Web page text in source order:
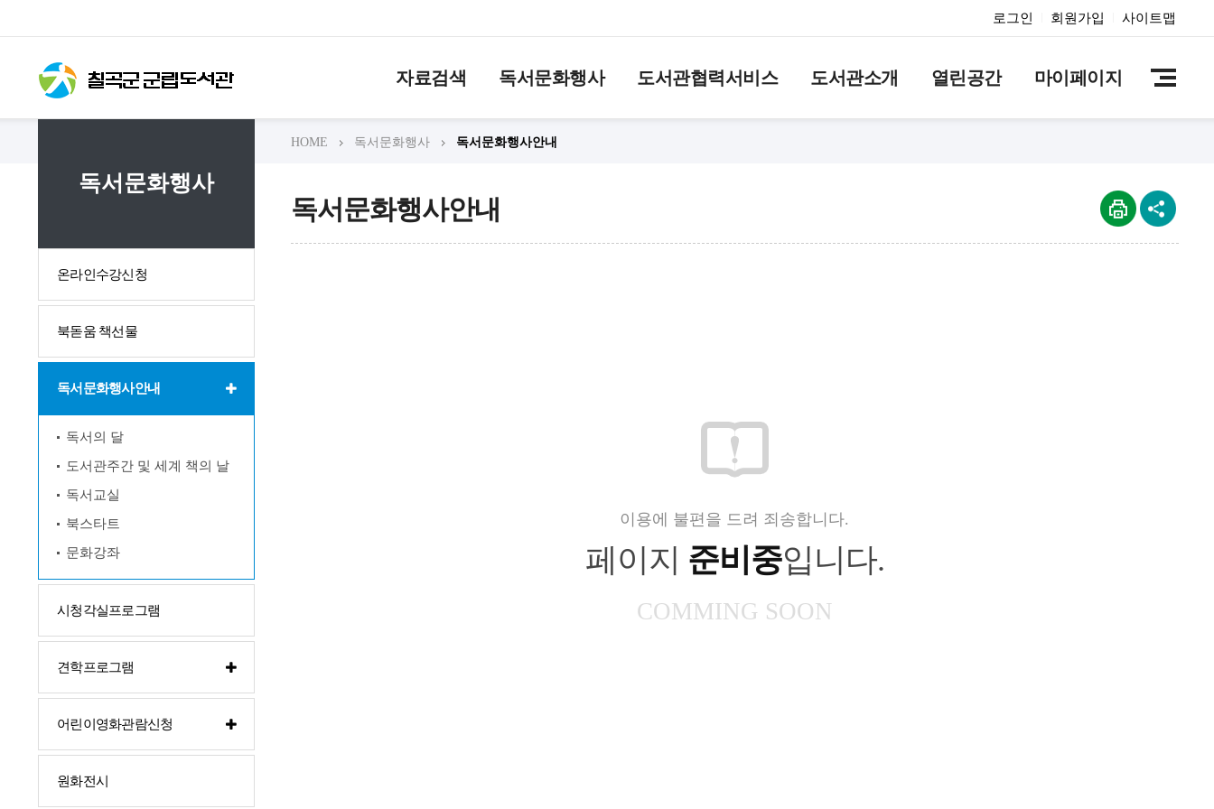
로그인 회원가입 사이트맵
자료검색 독서문화행사 도서관협력서비스 도서관소개 열린공간 마이페이지
HOME 독서문화행사 독서문화행사안내
독서문화행사
온라인수강신청
북돋움 책선물
독서문화행사안내
독서의 달
도서관주간 및 세계 책의 날
독서교실
북스타트
문화강좌
시청각실프로그램
견학프로그램
어린이영화관람신청
원화전시
독서문화행사안내
이용에 불편을 드려 죄송합니다.
페이지 준비중입니다.
COMMING SOON